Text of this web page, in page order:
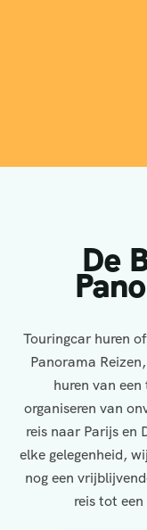
De
Touringcar huren
Panorama
huren van
organiseren van
reis naar Parijs en
elke gelegenheid,
nog een
reis tot